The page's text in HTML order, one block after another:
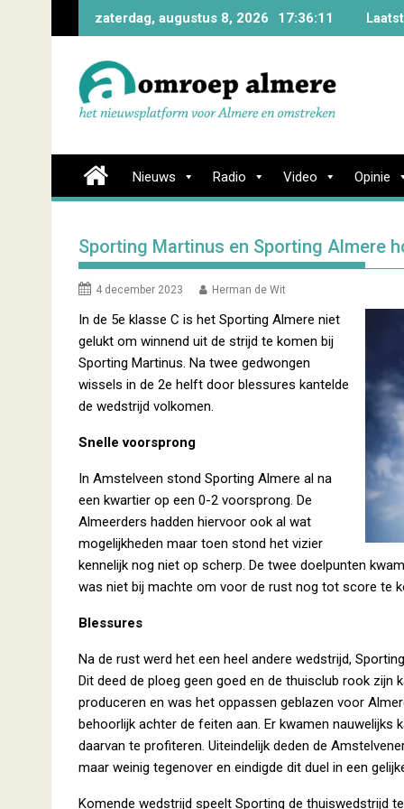
zaterdag, augustus 8, 2026 17:36:12
Nieuws Radio Video Opinie
Sporting Martinus en Sporting Almere
4 december 2023 Herman de Wit
In de 5e klasse C is het Sporting Almere niet
gelukt om winnend uit de strijd te komen bij
Sporting Martinus. Na twee gedwongen
wissels in de 2e helft door blessures kantelde
de wedstrijd volkomen.
Snelle voorsprong
In Amstelveen stond Sporting Almere al na
een kwartier op een 0-2 voorsprong. De
Almeerders hadden hiervoor ook al wat
mogelijkheden maar toen stond het vizier
kennelijk nog niet op scherp. De twee doelpunten
was niet bij machte om voor de rust nog tot score te
Blessures
Na de rust werd het een heel andere wedstrijd,
Dit deed de ploeg geen goed en de thuisclub rook
produceren en was het oppassen geblazen voor
behoorlijk achter de feiten aan. Er kwamen
daarvan te profiteren. Uiteindelijk deden de
maar weinig tegenover en eindigde dit duel in een
Komende wedstrijd speelt Sporting de thuiswedstrijd